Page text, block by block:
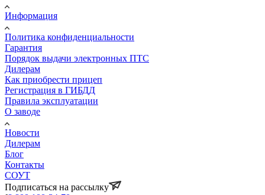
Информация
Политика конфиденциальности
Гарантия
Порядок выдачи электронных ПТС
Дилерам
Как приобрести прицеп
Регистрация в ГИБДД
Правила эксплуатации
О заводе
Новости
Дилерам
Блог
Контакты
СОУТ
Подписаться на рассылку